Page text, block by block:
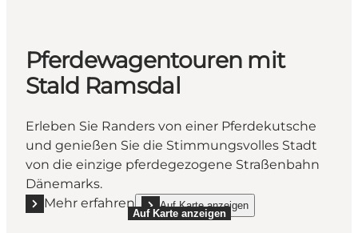
Pferdewagentouren mit
Stald Ramsdal
Erleben Sie Randers von einer Pferdekutsche
und genießen Sie die Stimmungsvolles Stadt
von die einzige pferdegezogene Straßenbahn
Dänemarks.
Mehr erfahren
Mehr erfahren "Pferdewagentouren mit Stald
Auf Karte anzeigen
show Pferdewagentouren mit Stald Ramsdal
Auf Karte anzeigen